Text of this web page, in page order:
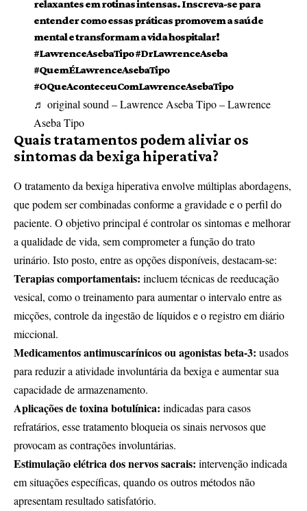
relaxantes em rotinas intensas. Inscreva-se para
entender como essas práticas promovem a saúde
mental e transformam a vida hospitalar!
#LawrenceAsebaTipo #DrLawrenceAseba
#QuemÉLawrenceAsebaTipo
#OQueAconteceuComLawrenceAsebaTipo
♬ original sound – Lawrence Aseba Tipo – Lawrence
Aseba Tipo
Quais tratamentos podem aliviar os
sintomas da bexiga hiperativa?
O tratamento da bexiga hiperativa envolve múltiplas abordagens,
que podem ser combinadas conforme a gravidade e o perfil do
paciente. O objetivo principal é controlar os sintomas e melhorar
a qualidade de vida, sem comprometer a função do trato
urinário. Isto posto, entre as opções disponíveis, destacam-se:
Terapias comportamentais: incluem técnicas de reeducação
vesical, como o treinamento para aumentar o intervalo entre as
micções, controle da ingestão de líquidos e o registro em diário
miccional.
Medicamentos antimuscarínicos ou agonistas beta-3: usados
para reduzir a atividade involuntária da bexiga e aumentar sua
capacidade de armazenamento.
Aplicações de toxina botulínica: indicadas para casos
refratários, esse tratamento bloqueia os sinais nervosos que
provocam as contrações involuntárias.
Estimulação elétrica dos nervos sacrais: intervenção indicada
em situações específicas, quando os outros métodos não
apresentam resultado satisfatório.